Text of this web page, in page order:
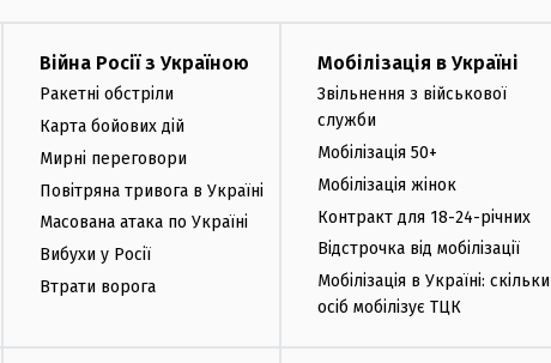
Війна Росії з Україною
Ракетні обстріли
Карта бойових дій
Мирні переговори
Повітряна тривога в Україні
Масована атака по Україні
Вибухи у Росії
Втрати ворога
Мобілізація в Україні
Звільнення з військової
служби
Мобілізація 50+
Мобілізація жінок
Контракт для 18-24-річних
Відстрочка від мобілізації
Мобілізація в Україні: скільки
осіб мобілізує ТЦК